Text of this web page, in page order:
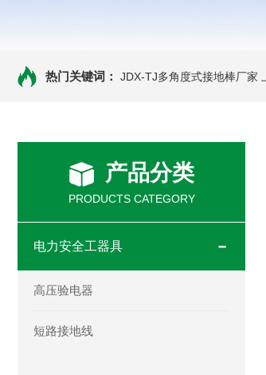
热门关键词： JDX-TJ多角度式接地棒厂家
产品分类
PRODUCTS CATEGORY
电力安全工器具
高压验电器
短路接地线